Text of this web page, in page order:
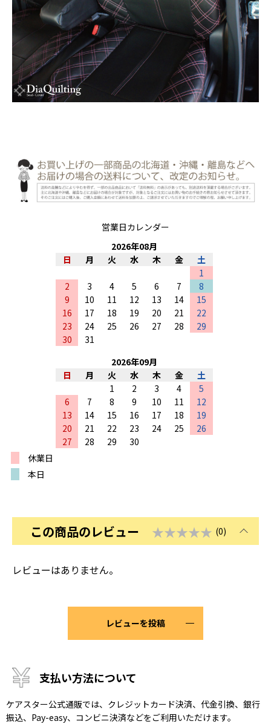
営業日カレンダー
2026年08月
日
月 火 水 木 金
土
1
2
3 4 5 6 7
8
9
10 11 12 13 14
15
16
17 18 19 20 21
22
23
24 25 26 27 28
29
30
31
2026年09月
日
月 火 水 木 金
土
1
2 3 4
5
6
7 8 9 10 11
12
13
14 15 16 17 18
19
20
21 22 23 24 25
26
27
28 29
30
休業日
本日
この商品のレビュー ★★★★★ (0)
レビューはありません。
レビューを投稿
支払い方法について
ケアスター公式通販では、クレジットカード決済、代金引換、銀行
振込、Pay-easy、コンビニ決済などをご利用いただけます。